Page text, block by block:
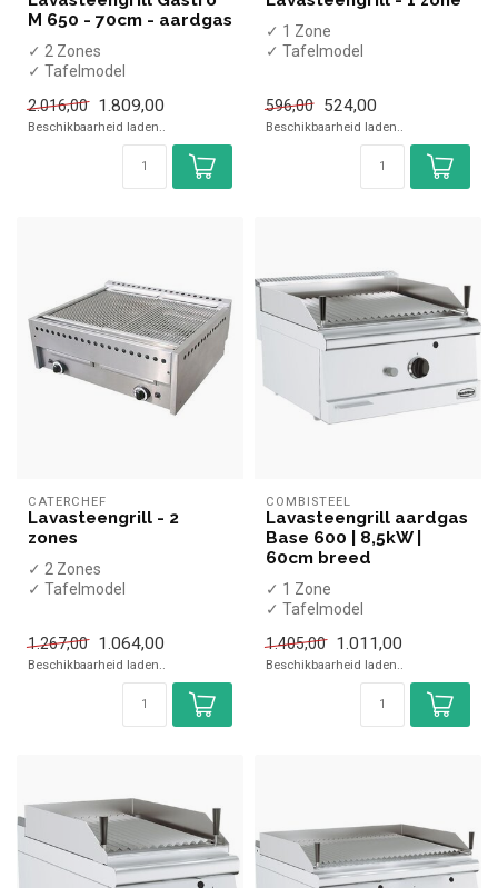
M 650 - 70cm - aardgas
✓ 2 Zones
✓ Tafelmodel
✓ Gas
2.016,00 1.809,00
Beschikbaarheid laden..
✓ 1 Zone
✓ Tafelmodel
596,00
524,00
Beschikbaarheid laden..
CATERCHEF
Lavasteengrill - 2
zones
✓ 2 Zones
✓ Tafelmodel
1.267,00
1.064,00
Beschikbaarheid laden..
COMBISTEEL
Lavasteengrill aardgas
Base 600 | 8,5kW |
60cm breed
✓ 1 Zone
✓ Tafelmodel
✓ Gas
1.405,00 1.011,00
Beschikbaarheid laden..